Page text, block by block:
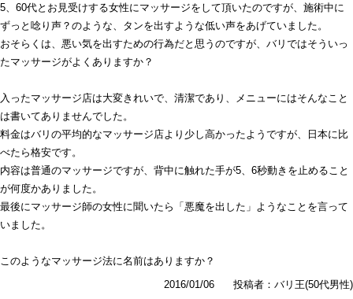
5、60代とお見受けする女性にマッサージをして頂いたのですが、施術中に
ずっと唸り声？のような、タンを出すような低い声をあげていました。
おそらくは、悪い気を出すための行為だと思うのですが、バリではそういっ
たマッサージがよくありますか？
入ったマッサージ店は大変きれいで、清潔であり、メニューにはそんなこと
は書いてありませんでした。
料金はバリの平均的なマッサージ店より少し高かったようですが、日本に比
べたら格安です。
内容は普通のマッサージですが、背中に触れた手が5、6秒動きを止めること
が何度かありました。
最後にマッサージ師の女性に聞いたら「悪魔を出した」ようなことを言って
いました。
このようなマッサージ法に名前はありますか？
2016/01/06
投稿者：バリ王(50代男性)